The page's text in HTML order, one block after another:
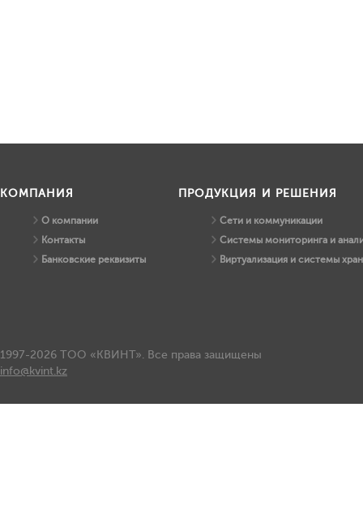
КОМПАНИЯ
О компании
Контакты
Банковские реквизиты
ПРОДУКЦИЯ И РЕШЕНИЯ
Сети и коммуникации
Системы мониторинга и
Виртуализация и системы
1997-2026 ТОО «КВИНТ». Все права защищены
info@kvint.kz